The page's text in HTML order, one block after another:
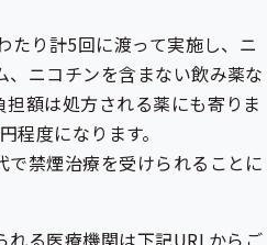
たり計5回に渡って実施し、ニ
、ニコチンを含まない飲み薬な
額は処方される薬にも寄りま
度になります。
禁煙治療を受けられることに
る医療機関は下記URLからご